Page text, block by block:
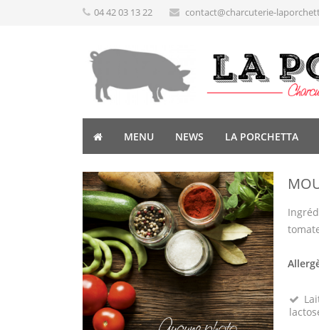
04 42 03 13 22 contact@charcuterie-
MENU NEWS LA PORCHETTA